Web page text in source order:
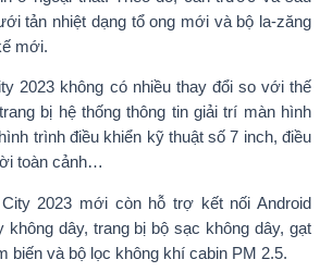
tản nhiệt dạng tổ ong mới và bộ la-zăng
mới.
2023 không có nhiều thay đổi so với thế
bị hệ thống thông tin giải trí màn hình
trình điều khiển kỹ thuật số 7 inch, điều
toàn cảnh…
2023 mới còn hỗ trợ kết nối Android
không dây, trang bị bộ sạc không dây, gạt
biến và bộ lọc không khí cabin PM 2.5.